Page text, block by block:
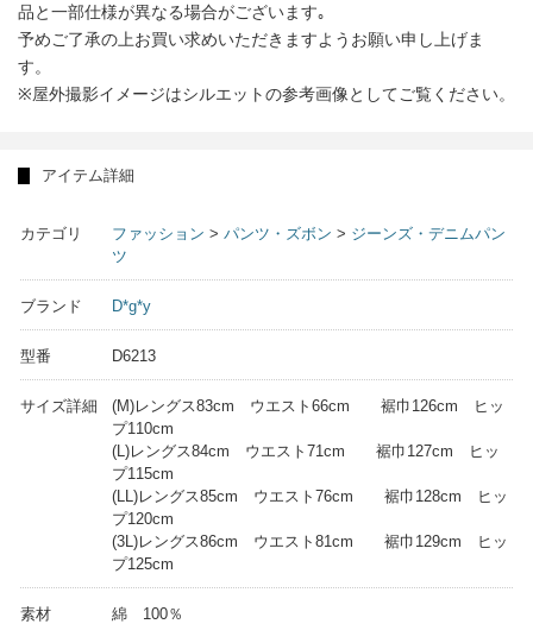
品と一部仕様が異なる場合がございます｡
予めご了承の上お買い求めいただきますようお願い申し上げま
す。
※屋外撮影イメージはシルエットの参考画像としてご覧ください。
アイテム詳細
カテゴリ ファッション > パンツ・ズボン > ジーンズ・デニムパン
ツ
ブランド D*g*y
型番 D6213
サイズ詳細
(M)レングス83cm ウエスト66cm 裾巾126cm ヒッ
プ110cm
(L)レングス84cm ウエスト71cm 裾巾127cm ヒッ
プ115cm
(LL)レングス85cm ウエスト76cm 裾巾128cm ヒッ
プ120cm
(3L)レングス86cm ウエスト81cm 裾巾129cm ヒッ
プ125cm
素材 綿 100％